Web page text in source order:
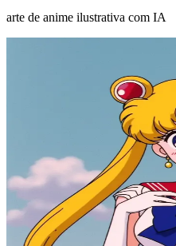
arte de anime ilustrativa com IA